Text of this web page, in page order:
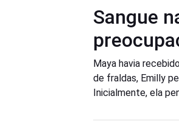
Sangue
Maya havia
de fraldas, Emilly
Inicialmente, ela